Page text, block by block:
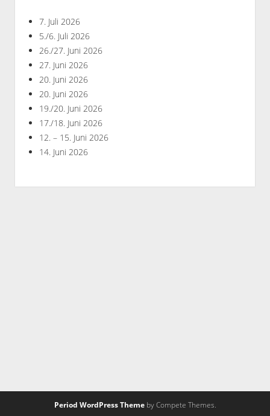
7. Juli 2026
5./6. Juli 2026
26./27. Juni 2026
27. Juni 2026
20. Juni 2026
20. Juni 2026
19./20. Juni 2026
17./18. Juni 2026
12. – 15. Juni 2026
14. Juni 2026
Period WordPress Themeby Compete Themes.